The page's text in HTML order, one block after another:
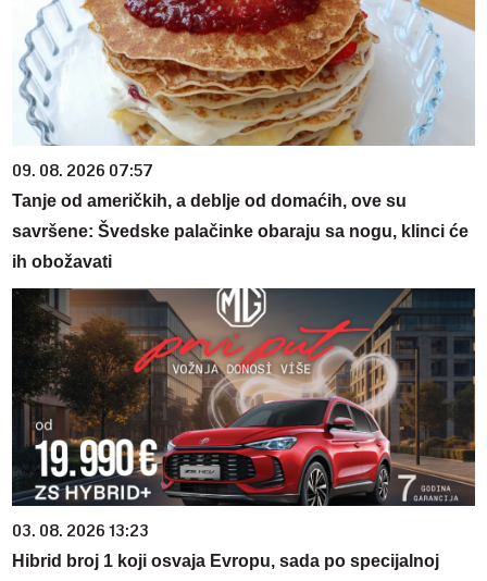
09. 08. 2026 07:57
Tanje od američkih, a deblje od domaćih, ove su
savršene: Švedske palačinke obaraju sa nogu, klinci će
ih obožavati
03. 08. 2026 13:23
Hibrid broj 1 koji osvaja Evropu, sada po specijalnoj